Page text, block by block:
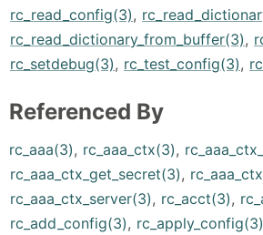
rc_read_config(3),
rc_read_dictionary_from_buffer(3),
rc_setdebug(3), rc_test_config(3),
Referenced By
rc_aaa(3), rc_aaa_ctx(3),
rc_aaa_ctx_get_secret(3),
rc_aaa_ctx_server(3), rc_acct(3),
rc_add_config(3), rc_apply_config(3)